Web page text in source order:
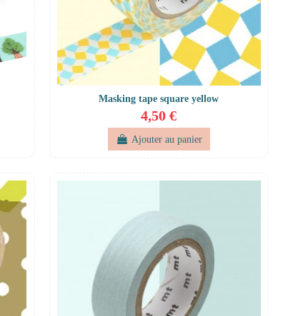
Masking tape square yellow
4,50 €
Ajouter au panier